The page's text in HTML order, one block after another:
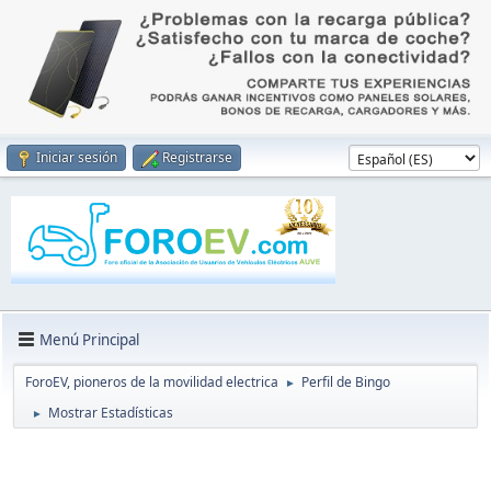
Iniciar sesión Registrarse
Menú Principal
ForoEV, pioneros de la movilidad electrica ► Perfil de Bingo
► Mostrar Estadísticas